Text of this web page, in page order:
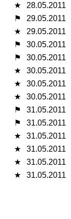
★
28.05.2011
⚑
29.05.2011
★
29.05.2011
⚑
30.05.2011
⚑
30.05.2011
★
30.05.2011
★
30.05.2011
★
30.05.2011
⚑
31.05.2011
⚑
31.05.2011
★
31.05.2011
★
31.05.2011
★
31.05.2011
★
31.05.2011